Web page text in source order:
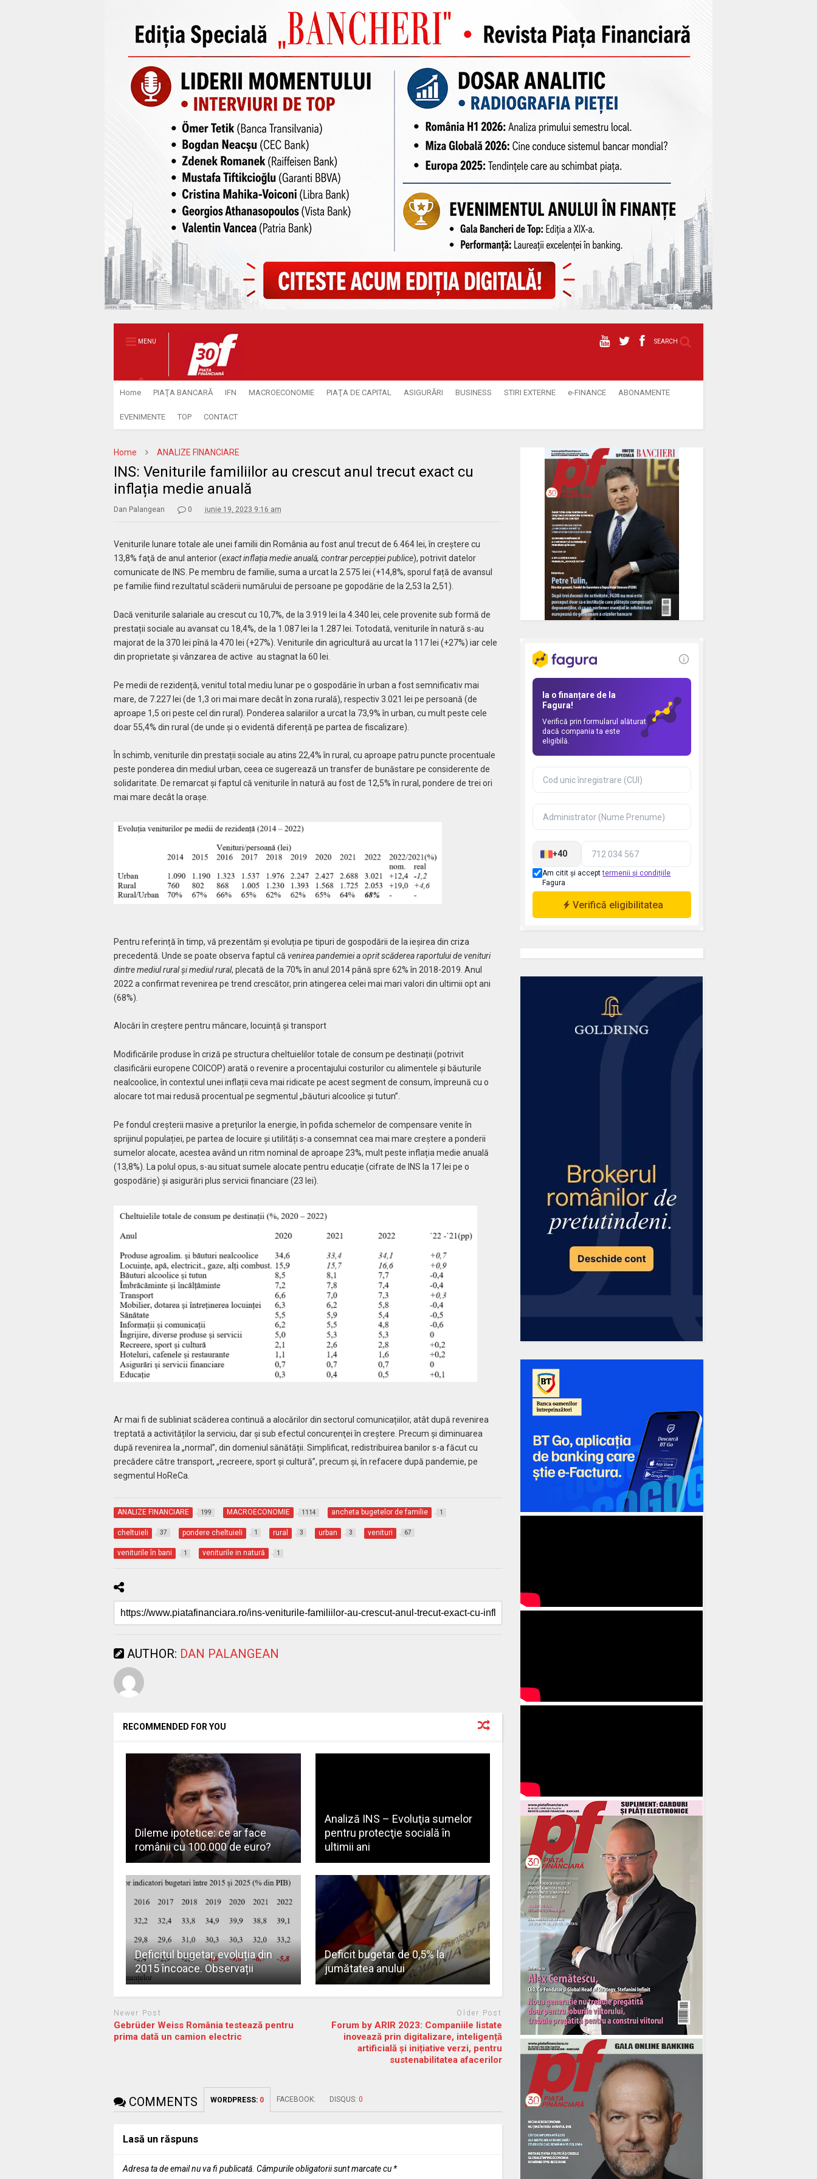
MENU SEARCH
Home PIAŢA BANCARĂ IFN MACROECONOMIE PIAŢA DE CAPITAL ASIGURĂRI BUSINESS STIRI EXTERNE e-FINANCE ABONAMENTE
EVENIMENTE TOP CONTACT
Home ANALIZE FINANCIARE
INS: Veniturile familiilor au crescut anul trecut exact cu
inflația medie anuală
Dan Palangean 0 iunie 19, 2023 9:16 am
Veniturile lunare totale ale unei familii din România au fost anul trecut de 6.464 lei, în creştere cu
13,8% faţă de anul anterior (exact inflația medie anuală, contrar percepției publice), potrivit datelor
comunicate de INS. Pe membru de familie, suma a urcat la 2.575 lei (+14,8%, sporul față de avansul
pe familie fiind rezultatul scăderii numărului de persoane pe gopodărie de la 2,53 la 2,51).
Dacă veniturile salariale au crescut cu 10,7%, de la 3.919 lei la 4.340 lei, cele provenite sub formă de
prestații sociale au avansat cu 18,4%, de la 1.087 lei la 1.287 lei. Totodată, veniturile în natură s-au
majorat de la 370 lei pînă la 470 lei (+27%). Veniturile din agricultură au urcat la 117 lei (+27%) iar cele
din proprietate și vânzarea de active au stagnat la 60 lei.
Pe medii de rezidență, venitul total mediu lunar pe o gospodărie în urban a fost semnificativ mai
mare, de 7.227 lei (de 1,3 ori mai mare decât în zona rurală), respectiv 3.021 lei pe persoană (de
aproape 1,5 ori peste cel din rural). Ponderea salariilor a urcat la 73,9% în urban, cu mult peste cele
doar 55,4% din rural (de unde și o evidentă diferență pe partea de fiscalizare).
În schimb, veniturile din prestații sociale au atins 22,4% în rural, cu aproape patru puncte procentuale
peste ponderea din mediul urban, ceea ce sugerează un transfer de bunăstare pe considerente de
solidaritate. De remarcat și faptul că veniturile în natură au fost de 12,5% în rural, pondere de trei ori
mai mare decât la orașe.
Pentru referință în timp, vă prezentăm și evoluția pe tipuri de gospodării de la ieșirea din criza
precedentă. Unde se poate observa faptul că venirea pandemiei a oprit scăderea raportului de venituri
dintre mediul rural şi mediul rural, plecată de la 70% în anul 2014 până spre 62% în 2018-2019. Anul
2022 a confirmat revenirea pe trend crescător, prin atingerea celei mai mari valori din ultimii opt ani
(68%).
Alocări în creștere pentru mâncare, locuință și transport
Modificările produse în criză pe structura cheltuielilor totale de consum pe destinații (potrivit
clasificării europene COICOP) arată o revenire a procentajului costurilor cu alimentele şi băuturile
nealcoolice, în contextul unei inflații ceva mai ridicate pe acest segment de consum, împreună cu o
alocare tot mai redusă procentual pe segmentul „băuturi alcoolice și tutun”.
Pe fondul creșterii masive a prețurilor la energie, în pofida schemelor de compensare venite în
sprijinul populației, pe partea de locuire și utilități s-a consemnat cea mai mare creștere a ponderii
sumelor alocate, acestea având un ritm nominal de aproape 23%, mult peste inflația medie anuală
(13,8%). La polul opus, s-au situat sumele alocate pentru educație (cifrate de INS la 17 lei pe o
gospodărie) și asigurări plus servicii financiare (23 lei).
Ar mai fi de subliniat scăderea continuă a alocărilor din sectorul comunicațiilor, atât după revenirea
treptată a activităților la serviciu, dar și sub efectul concurenţei în creştere. Precum și diminuarea
după revenirea la „normal”, din domeniul sănătății. Simplificat, redistribuirea banilor s-a făcut cu
precădere către transport, „recreere, sport și cultură”, precum și, în refacere după pandemie, pe
segmentul HoReCa.
ANALIZE FINANCIARE 199 MACROECONOMIE 1114 ancheta bugetelor de familie 1
cheltuieli 37 pondere cheltuieli 1 rural 3 urban 3 venituri 67
veniturile în bani 1 veniturile in natură 1
AUTHOR: DAN PALANGEAN
RECOMMENDED FOR YOU
Dileme ipotetice: ce ar face
românii cu 100.000 de euro?
Analiză INS – Evoluţia sumelor
pentru protecţie socială în
ultimii ani
Deficitul bugetar, evoluția din
2015 încoace. Observații
Deficit bugetar de 0,5% la
jumătatea anului
Newer Post
Gebrüder Weiss România testează pentru
prima dată un camion electric
Older Post
Forum by ARIR 2023: Companiile listate
inovează prin digitalizare, inteligență
artificială și inițiative verzi, pentru
sustenabilitatea afacerilor
COMMENTS WORDPRESS: 0 FACEBOOK: DISQUS: 0
Lasă un răspuns
Adresa ta de email nu va fi publicată. Câmpurile obligatorii sunt marcate cu *